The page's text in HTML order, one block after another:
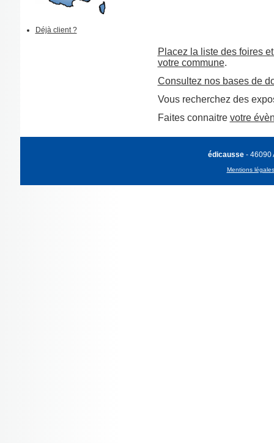
Déjà client ?
Placez la liste des foires
votre commune.
Consultez nos bases de
Vous recherchez des
Faites connaitre votre
édicausse - 46090
Mentions légales